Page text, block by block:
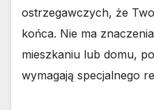
ostrzegawczych, że
końca. Nie ma
mieszkaniu lub domu,
wymagają specjalnego